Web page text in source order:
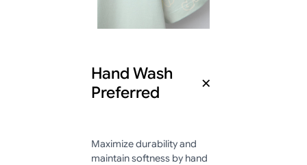
Hand Wash
Preferred
Maximize durability and
maintain softness by hand